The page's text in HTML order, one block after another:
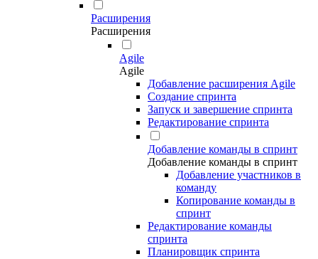
Расширения
Расширения
Agile
Agile
Добавление расширения Agile
Создание спринта
Запуск и завершение спринта
Редактирование спринта
Добавление команды в спринт
Добавление команды в спринт
Добавление участников в
команду
Копирование команды в
спринт
Редактирование команды
спринта
Планировщик спринта